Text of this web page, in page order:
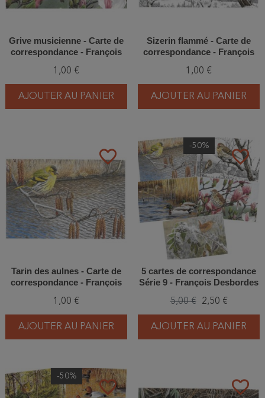
Grive musicienne - Carte de
correspondance - François
1,00 €
AJOUTER AU PANIER
Sizerin flammé - Carte de
correspondance - François
1,00 €
AJOUTER AU PANIER
favorite_border
Tarin des aulnes - Carte de
correspondance - François
1,00 €
AJOUTER AU PANIER
favorite_border
-50%
5 cartes de correspondance
Série 9 - François Desbordes
5,00 € 2,50 €
AJOUTER AU PANIER
favorite_border
-50%
favorite_border